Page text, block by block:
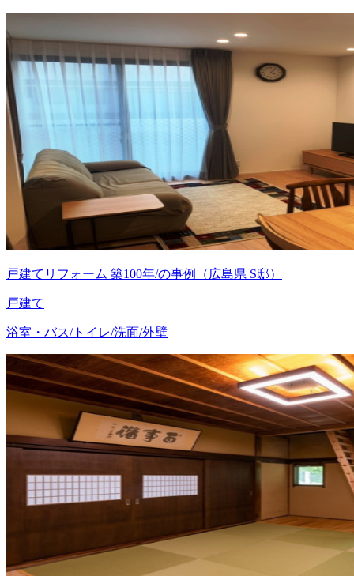
戸建てリフォーム 築100年/の事例（広島県 S邸）
戸建て
浴室・バス/トイレ/洗面/外壁